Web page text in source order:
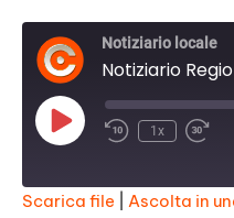
Notiziario locale
Notiziario
Play
Episode
1x
Scarica file Ascolta in